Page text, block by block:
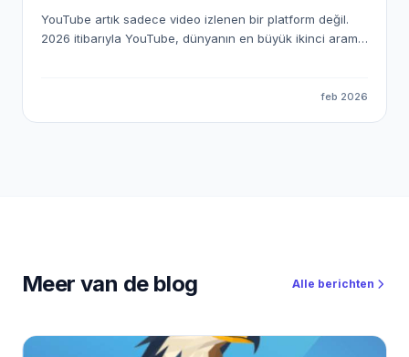
YouTube artık sadece video izlenen bir platform değil.
2026 itibarıyla YouTube, dünyanın en büyük ikinci arama
için tam teşekküllü bir gelir ekosistemi hâline geldi.feb 2026
Meer van de blog Alle berichten